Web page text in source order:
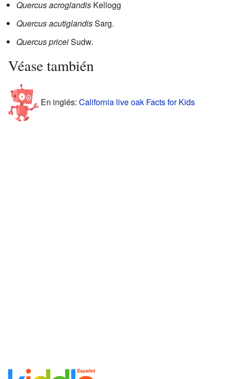
Quercus acroglandis Kellogg
Quercus acutiglandisSarg.
Quercus priceiSudw.
Véase también
En inglés: California live oak Facts for Kids